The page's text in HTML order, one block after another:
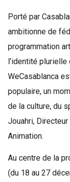
Porté par
ambitionne de
programmation
l’identité
WeCasablanca
populaire, un
de la culture, du
Jouahri,
Animation.
Au centre de la
(du 18 au 27